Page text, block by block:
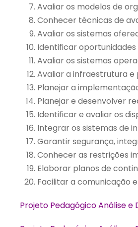
Avaliar os modelos de
Conhecer técnicas de
Avaliar os sistemas
Identificar
Avaliar os sistemas
Avaliar a infraestrutura e
Planejar a
Planejar e desenvolver
Identificar e avaliar os
Integrar os sistemas de
Garantir segurança,
Conhecer as restrições
Elaborar planos de
Facilitar a comunicação
Projeto Pedagógico Análise